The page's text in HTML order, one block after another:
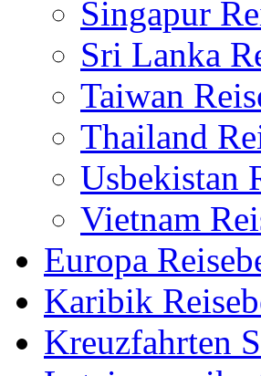
Singapur
Sri Lanka
Taiwan
Thailand
Usbekistan
Vietnam
Europa
Karibik
Kreuzfahrten